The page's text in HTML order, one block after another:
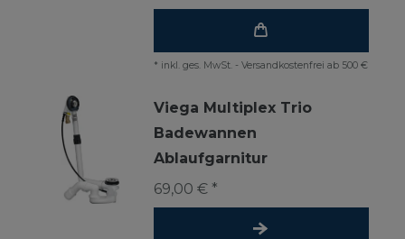
* inkl. ges. MwSt. - Versandkostenfrei ab 500 €
Viega Multiplex Trio
Badewannen
Ablaufgarnitur
69,00 € *